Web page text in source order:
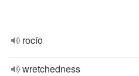
rocío
wretchedness